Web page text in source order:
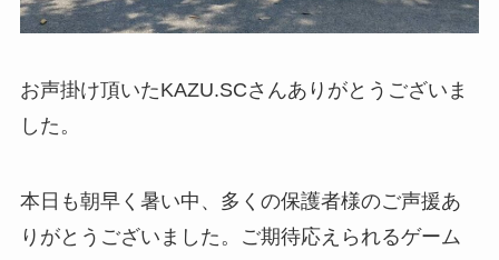
お声掛け頂いたKAZU.SCさんありがとうございま
した。
本日も朝早く暑い中、多くの保護者様のご声援あ
りがとうございました。ご期待応えられるゲーム